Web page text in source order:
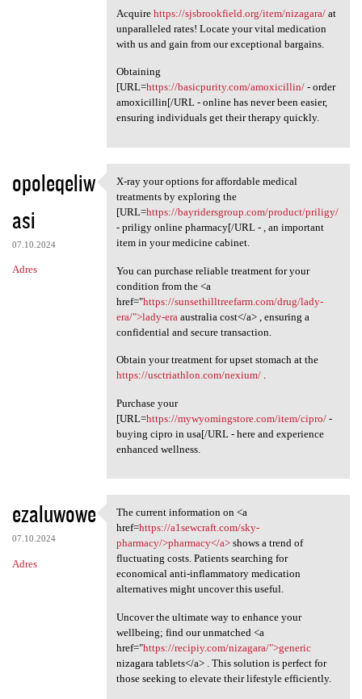
Acquire https://sjsbrookfield.org/item/nizagara/at
unparalleled rates! Locate your vital medication
with us and gain from our exceptional bargains.
Obtaining
[URL=https://basicpurity.com/amoxicillin/- order
amoxicillin[/URL - online has never been easier,
ensuring individuals get their therapy quickly.
opoleqeliw
asi
07.10.2024
Adres
X-ray your options for
X-ray your options for affordable medical
treatments by exploring the
[URL=https://bayridersgroup.com/product/priligy/
- priligy online pharmacy[/URL - , an important
item in your medicine cabinet.
You can purchase reliable treatment for your
condition from the <a
href="https://sunsethilltreefarm.com/drug/lady-
era/">lady-era australia cost</a> , ensuring a
confidential and secure transaction.
Obtain your treatment for upset stomach at the
https://usctriathlon.com/nexium/.
Purchase your
[URL=https://mywyomingstore.com/item/cipro/-
buying cipro in usa[/URL - here and experience
enhanced wellness.
ezaluwowe
07.10.2024
Adres
The current information on <a
The current information on <a
href=https://a1sewcraft.com/sky-
pharmacy/>pharmacy</a>shows a trend of
fluctuating costs. Patients searching for
economical anti-inflammatory medication
alternatives might uncover this useful.
Uncover the ultimate way to enhance your
wellbeing; find our unmatched <a
href="https://recipiy.com/nizagara/">generic
nizagara tablets</a> . This solution is perfect for
those seeking to elevate their lifestyle efficiently.